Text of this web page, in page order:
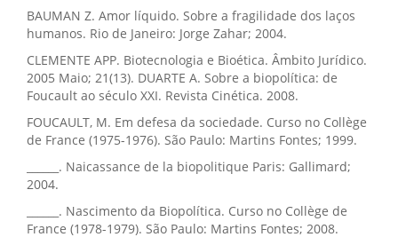
BAUMAN Z. Amor líquido. Sobre a fragilidade dos laços
humanos. Rio de Janeiro: Jorge Zahar; 2004.
CLEMENTE APP. Biotecnologia e Bioética. Âmbito Jurídico.
2005 Maio; 21(13). DUARTE A. Sobre a biopolítica: de
Foucault ao século XXI. Revista Cinética. 2008.
FOUCAULT, M. Em defesa da sociedade. Curso no Collège
de France (1975-1976). São Paulo: Martins Fontes; 1999.
______. Naicassance de la biopolitique Paris: Gallimard;
2004.
______. Nascimento da Biopolítica. Curso no Collège de
France (1978-1979). São Paulo: Martins Fontes; 2008.